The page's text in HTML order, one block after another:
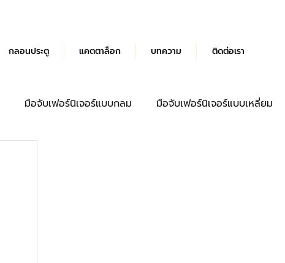
กลอนประตู แคตตาล็อก บทความ ติดต่อเรา
มือจับเฟอร์นิเจอร์แบบกลม มือจับเฟอร์นิเจอร์แบบเหลี่ยม